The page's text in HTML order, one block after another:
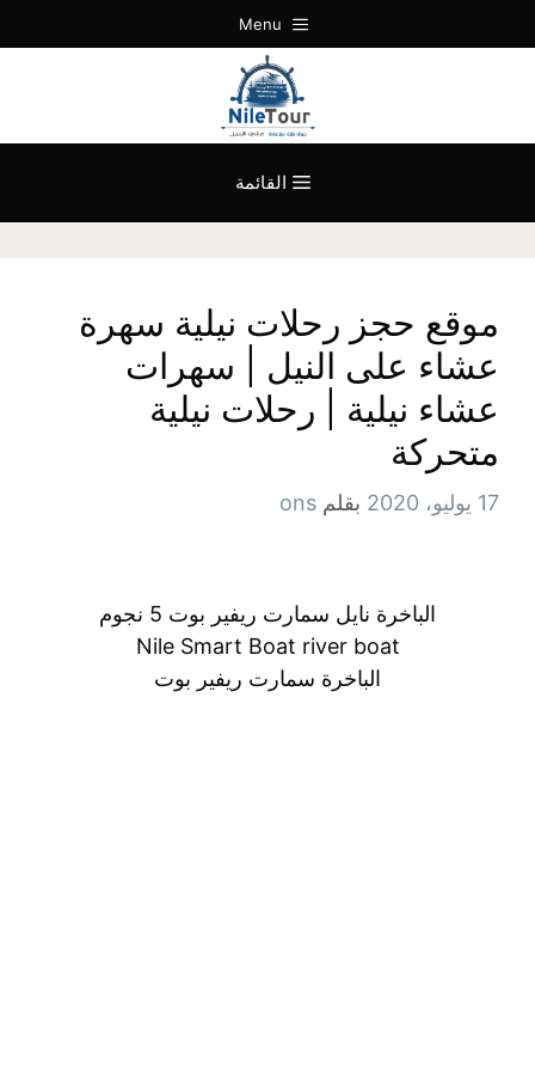
إلى
Menu
القائمة
موقع حجز رحلات نيلية سهرة
عشاء على النيل | سهرات
عشاء نيلية | رحلات نيلية
متحركة
17 يوليو، 2020 بقلم ons
الباخرة نايل سمارت ريفير بوت 5 نجوم
Nile Smart Boat river boat
الباخرة سمارت ريفير بوت